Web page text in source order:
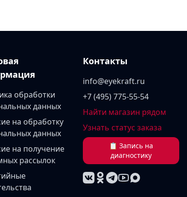
обработки
данных
на обработку
данных
на получение
рассылок
Контакты
info@eyekraft.ru
+7 (495) 775-55-54
Найти магазин рядом
Узнать статус заказа
📋 Запись на
диагностику